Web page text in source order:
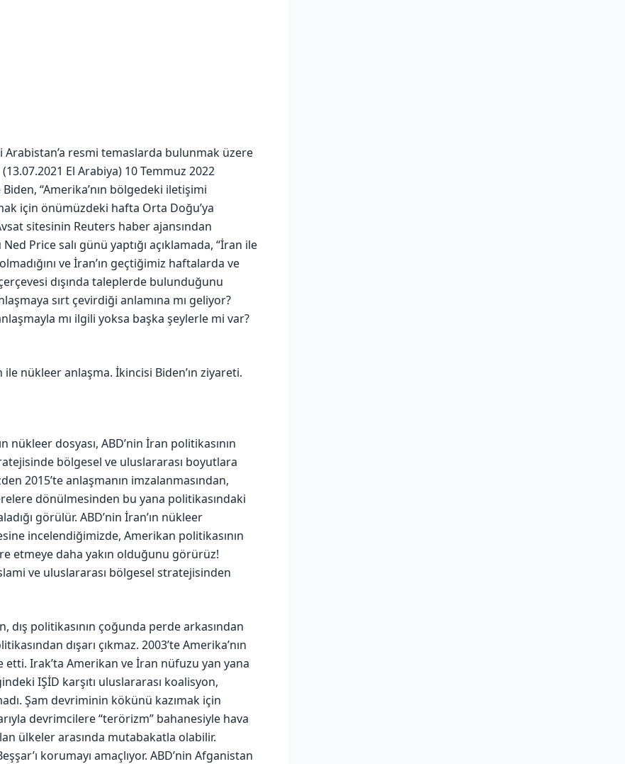
Arabistan’a resmi temaslarda bulunmak üzere
El Arabiya) 10 Temmuz 2022
“Amerika’nın bölgedeki iletişimi
için önümüzdeki hafta Orta Doğu’ya
sitesinin Reuters haber ajansından
Price salı günü yaptığı açıklamada, “İran ile
ve İran’ın geçtiğimiz haftalarda ve
dışında taleplerde bulunduğunu
sırt çevirdiği anlamına mı geliyor?
mı ilgili yoksa başka şeylerle mi var?
nükleer anlaşma. İkincisi Biden’ın ziyareti.
nükleer dosyası, ABD’nin İran politikasının
bölgesel ve uluslararası boyutlara
2015’te anlaşmanın imzalanmasından,
dönülmesinden bu yana politikasındaki
görülür. ABD’nin İran’ın nükleer
incelendiğimizde, Amerikan politikasının
etmeye daha yakın olduğunu görürüz!
ve uluslararası bölgesel stratejisinden
politikasının çoğunda perde arkasından
dışarı çıkmaz. 2003’te Amerika’nın
Irak’ta Amerikan ve İran nüfuzu yan yana
IŞİD karşıtı uluslararası koalisyon,
Şam devriminin kökünü kazımak için
devrimcilere “terörizm” bahanesiyle hava
ülkeler arasında mutabakatla olabilir.
korumayı amaçlıyor. ABD’nin Afganistan